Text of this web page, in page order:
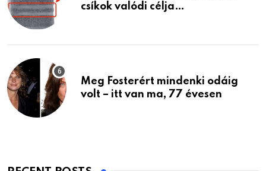
csíkok valódi célja…
Meg Fosterért mindenki odáig
volt – itt van ma, 77 évesen